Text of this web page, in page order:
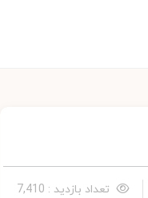
تعداد بازدید : 7,410